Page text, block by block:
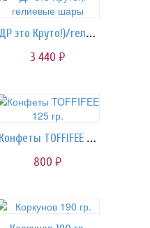
ДР это Круто!)/гелиевые шары
3 440 руб.
Конфеты TOFFIFEE 125 гр.
800 руб.